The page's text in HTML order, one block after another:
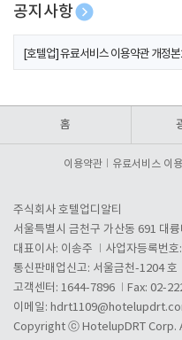
공지사항
[호텔업] 개인정보 처리방침 개정본1
[호텔업] 유료서비스 이용약관 개정본
홈
이용약관 유료서비스 이
주식회사 호텔업디알티
서울특별시 금천구 가산동 691 대
대표이사: 이송주
사업자등록번
통신판매업신고: 서울금천-1204 호
고객센터: 1644-7896
Fax: 02-
이메일:
Copyright ⓒ HotelupDRT Corp.